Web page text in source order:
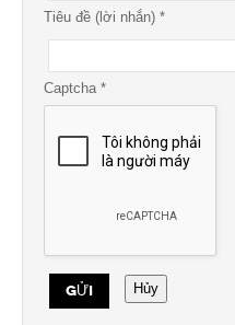
Tiêu đề (lời nhắn) *
Captcha*
GỬI Hủy